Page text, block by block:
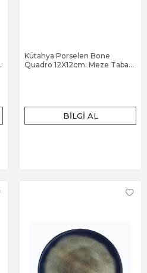
Kütahya Porselen Bone
Quadro 12X12cm. Meze Tabak
BILGI AL